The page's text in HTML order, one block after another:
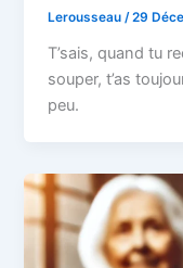
Lerousseau/29
T’sais, quand tu
souper, t’as
peu.